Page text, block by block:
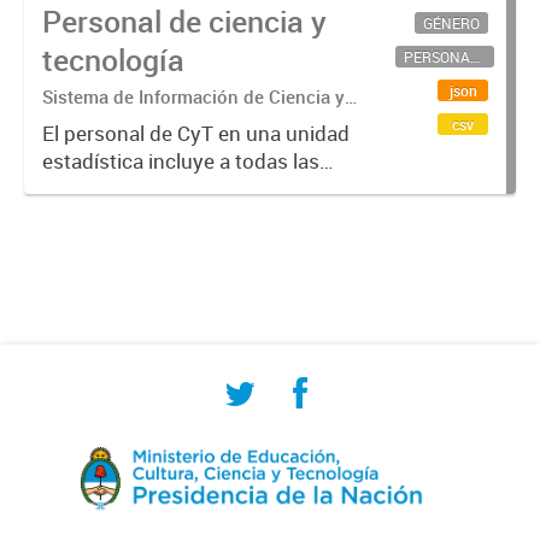
Personal de ciencia y
tecnología
Sistema de Información de Ciencia y
Tecnología Argentino (SICYTAR)
El personal de CyT en una unidad
estadística incluye a todas las
personas involucradas
GÉNERO
PERSONAL CIENTÍFICO-TECNOLÓGICO
json
csv